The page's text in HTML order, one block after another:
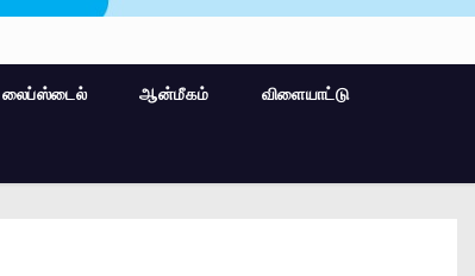
லைப்ஸ்டைல் ஆன்மீகம் விளையாட்டு